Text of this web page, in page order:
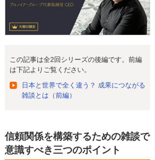
この記事は全2回シリーズの後編です。前編
は下記よりご覧ください。
日本と世界で全く違う？ 成果につながる
雑談とは（前編）
信頼関係を構築するための雑談で
意識すべき三つのポイント